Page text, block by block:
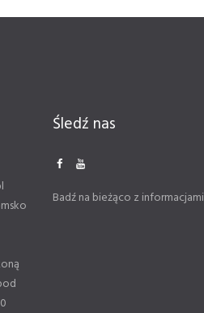
Śledź nas
Badź na bieżąco z informacjami